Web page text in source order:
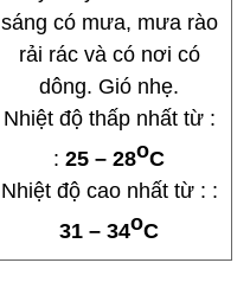
sáng có mưa, mưa rào
rải rác và có nơi có
dông. Gió nhẹ.
Nhiệt độ thấp nhất từ :
: 25 – 28oC
Nhiệt độ cao nhất từ : :
31 – 34oC